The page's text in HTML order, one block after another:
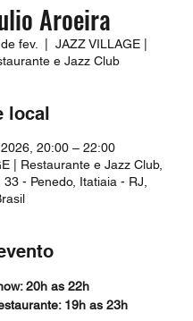
Aroeira
fev.
JAZZ VILLAGE |
e Jazz Club
local
20:00 – 22:00
| Restaurante e Jazz Club,
33 - Penedo, Itatiaia - RJ,
20h as 22h
19h as 23h